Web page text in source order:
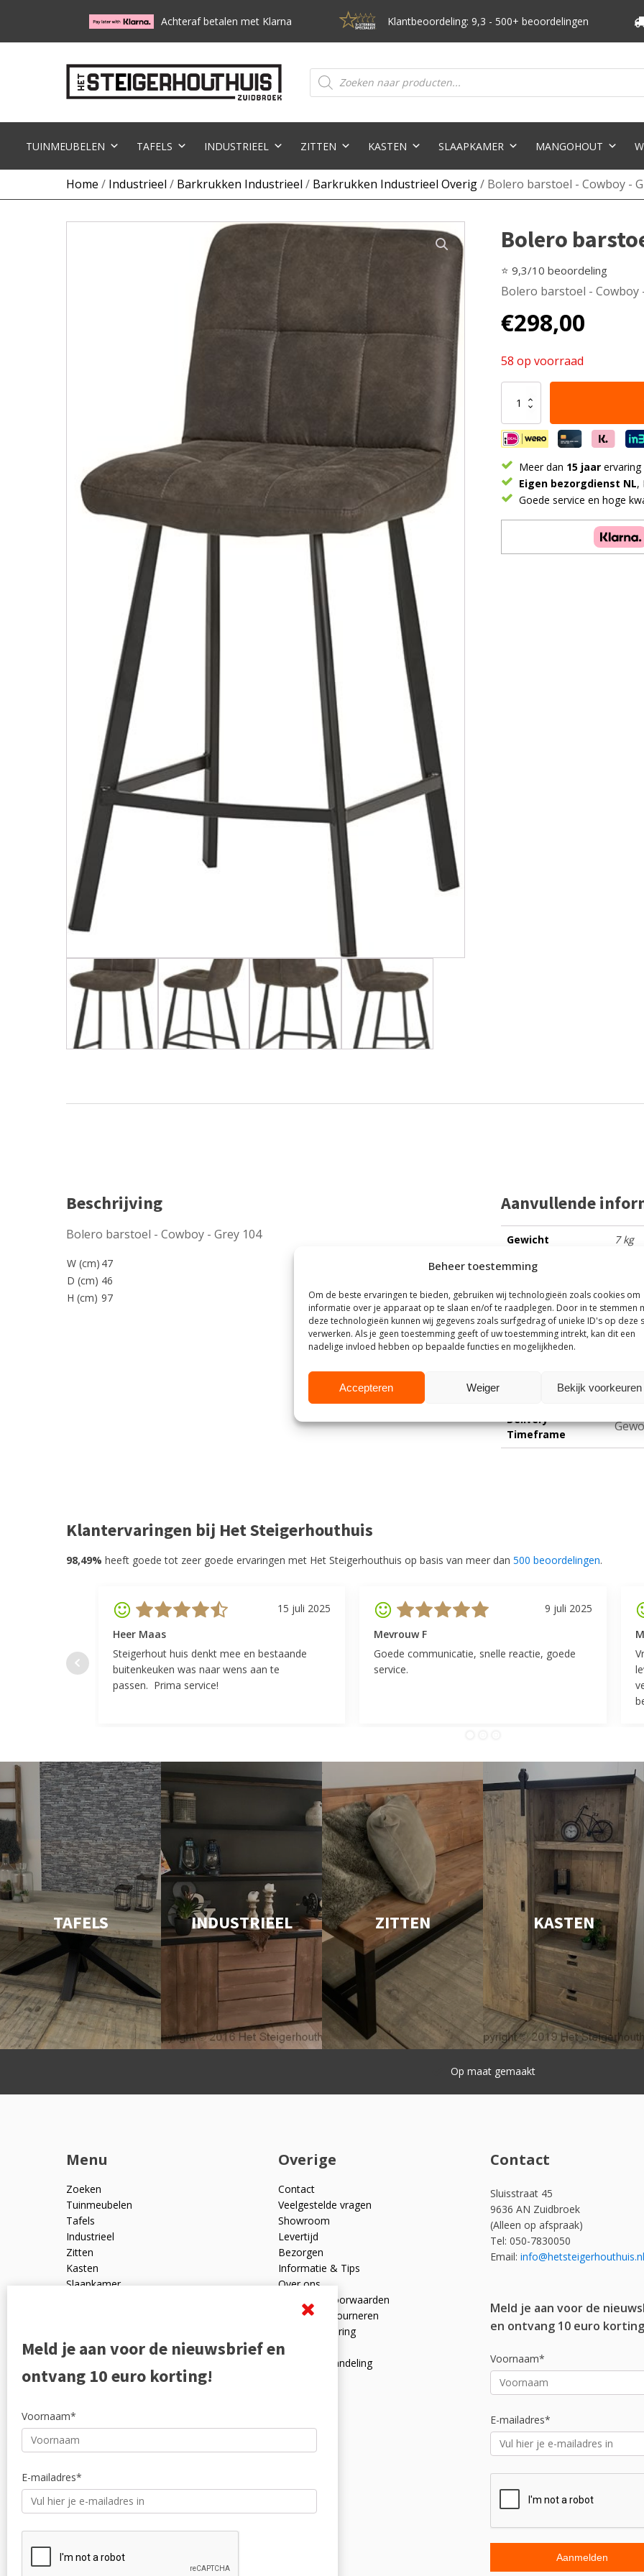
Beheer toestemming
Om de beste ervaringen te bieden, gebruiken wij technologieën zoals cookies om
informatie over je apparaat op te slaan en/of te raadplegen. Door in te stemmen
deze technologieën kunnen wij gegevens zoals surfgedrag of unieke ID's op deze
verwerken. Als je geen toestemming geeft of uw toestemming intrekt, kan dit een
nadelige invloed hebben op bepaalde functies en mogelijkheden.
Accepteren Weiger Bekijk voorkeuren
Achteraf betalen met Klarna Klantbeoordeling: 9,3 - 500+ beoordelingen
Producten
zoeken
TUINMEUBELEN TAFELS INDUSTRIEEL ZITTEN KASTEN SLAAPKAMER MANGOHOUT
Home / Industrieel / Barkrukken Industrieel / Barkrukken Industrieel Overig/ Bolero barstoel - Cowboy -
Bolero
⭐ 9,3/10 beoordeling
Bolero barstoel - Cowboy
€298,00
58 op voorraad
barstoel
-
Cowboy
-
Grey
104
aantal
Meer dan 15 jaar ervaring
Eigen bezorgdienst NL,
Goede service en hoge
Beschrijving
Bolero barstoel - Cowboy - Grey 104
W (cm) 47
D (cm) 46
H (cm) 97
Aanvullende
Gewicht
7 kg
Afmetingen
100
W (cm) 47
D (cm)
97
Delivery
Timeframe
Klantervaringen bij Het Steigerhouthuis
98,49% heeft goede tot zeer goede ervaringen met Het Steigerhouthuis op basis van meer dan 500 beoordelingen.
15 juli 2025
Heer Maas
Steigerhout huis denkt mee en bestaande
buitenkeuken was naar wens aan te
passen. Prima service!
9 juli 2025
Mevrouw F
Goede communicatie, snelle reactie, goede
service.
TAFELS INDUSTRIEEL ZITTEN KASTEN
Snelle levering
Menu
Zoeken
Tuinmeubelen
Tafels
Industrieel
Zitten
Kasten
Slaapkamer
Outlet
Overige
Contact
Veelgestelde vragen
Showroom
Levertijd
Bezorgen
Informatie & Tips
Over ons
Algemene voorwaarden
Ruilen en retourneren
Privacyverklaring
Reviewpolicy
Klachtenafhandeling
Contact
Sluisstraat 45
9636 AN Zuidbroek
(Alleen op afspraak)
Tel: 050-7830050
Email: info@hetsteigerhouthuis.nl
Meld je aan voor de
en ontvang 10 euro
Voornaam*
E-mailadres*
Meld je aan voor de nieuwsbrief en
ontvang 10 euro korting!
Voornaam*
E-mailadres*